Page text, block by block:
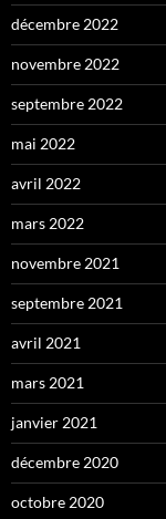
décembre 2022
novembre 2022
septembre 2022
mai 2022
avril 2022
mars 2022
novembre 2021
septembre 2021
avril 2021
mars 2021
janvier 2021
décembre 2020
octobre 2020